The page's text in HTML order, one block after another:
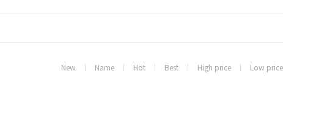
New Name Hot Best High price Low price